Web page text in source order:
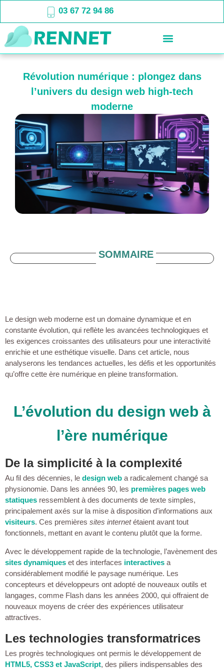
03 67 72 94 86
Révolution numérique : plongez dans
l’univers du design web high-tech
moderne
SOMMAIRE
Le design web moderne est un domaine dynamique et en
constante évolution, qui reflète les avancées technologiques et
les exigences croissantes des utilisateurs pour une interactivité
enrichie et une esthétique visuelle. Dans cet article, nous
analyserons les tendances actuelles, les défis et les opportunités
qu’offre cette ère numérique en pleine transformation.
L’évolution du design web à
l’ère numérique
De la simplicité à la complexité
Au fil des décennies, le design web a radicalement changé sa
physionomie. Dans les années 90, les premières pages web
statiques ressemblent à des documents de texte simples,
principalement axés sur la mise à disposition d’informations aux
visiteurs. Ces premières sites internetétaient avant tout
fonctionnels, mettant en avant le contenu plutôt que la forme.
Avec le développement rapide de la technologie, l’avènement des
sites dynamiques et des interfaces interactives a
considérablement modifié le paysage numérique. Les
concepteurs et développeurs ont adopté de nouveaux outils et
langages, comme Flash dans les années 2000, qui offraient de
nouveaux moyens de créer des expériences utilisateur
attractives.
Les technologies transformatrices
Les progrès technologiques ont permis le développement de
HTML5, CSS3 et JavaScript, des piliers indispensables des